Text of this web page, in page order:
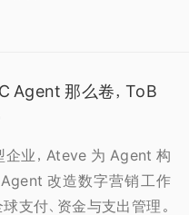
Agent 那么卷，ToB
业，Ateve 为 Agent 构
改造数字营销工作
支付、资金与支出管理。